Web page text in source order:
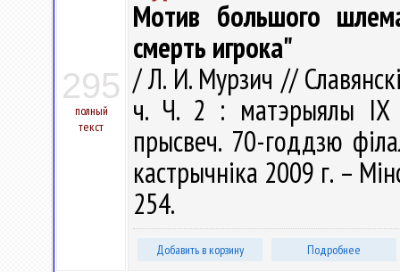
295
полный
текст
Мотив большого
смерть игрока"
/ Л. И. Мурзич //
ч. Ч. 2 : матэрыялы IX
прысвеч. 70-годдзю
кастрычнiка 2009 г. –
254.
Добавить в корзину Подробнее